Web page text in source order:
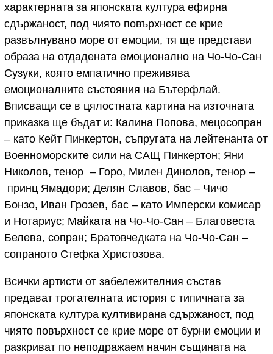
характерната за японската култура ефирна
сдържаност, под чиято повърхност се крие
развълнувано море от емоции, тя ще представи
образа на отдадената емоционално на Чо-Чо-Сан
Сузуки, която емпатично преживява
емоционалните състояния на Бътерфлай.
Вписващи се в цялостната картина на източната
приказка ще бъдат и: Калина Попова, мецосопран
– като Кейт Пинкертон, съпругата на лейтенанта от
Военноморските сили на САЩ Пинкертон; Яни
Николов, тенор – Горо, Милен Динолов, тенор –
принц Ямадори; Делян Славов, бас – Чичо
Бонзо, Иван Грозев, бас – като Имперски комисар
и Нотариус; Майката на Чо-Чо-Сан – Благовеста
Белева, сопран; Братовчедката на Чо-Чо-Сан –
сопраното Стефка Христозова.
Всички артисти от забележителния състав
предават трогателната история с типичната за
японската култура култивирана сдържаност, под
чиято повърхност се крие море от бурни емоции и
разкриват по неподражаем начин същината на